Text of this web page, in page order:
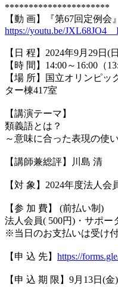
**********************
【動 画】『第67回定例会
https://youtu.be/
【日 程】2024年9月29日(
【時 間】14:00～16:00（
【場 所】国立オリンピ
ター棟417室
【講演テーマ】
類義語とは？
～意味に合った表現の使
【講師兼総評】川島 清
【対 象】2024年度法人
【参 加 費】 (前払い制)
法人会員( 500円)・サポー
※当日のお支払いは受け
【申 込 先】 https://
【申 込 期 限】9月13日(金